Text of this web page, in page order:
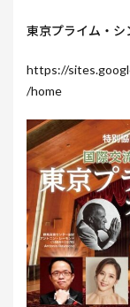
東京プライム・シ
https://
/home